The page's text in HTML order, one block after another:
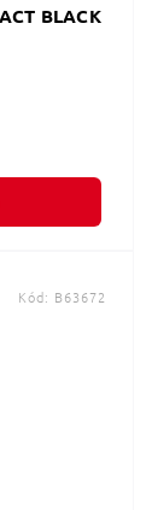
BLACK
Kód: B63672